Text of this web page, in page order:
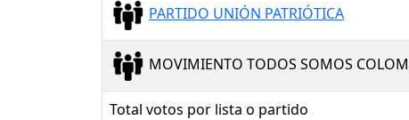
PARTIDO UNIÓN PATRIÓTICA
MOVIMIENTO TODOS SOMOS
Total votos por lista o partido